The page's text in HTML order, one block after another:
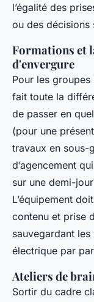
l’égalité des
ou des décisions
Formations et
d'envergure
Pour les
fait toute la
de passer en
(pour une
travaux en sous-
d’agencement
sur une demi-
L’équipement
contenu et prise
sauvegardant
électrique par
Ateliers de
Sortir du cadre